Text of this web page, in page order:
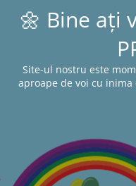
🌼 Bine ați
Site-ul nostru este
aproape de voi cu inima